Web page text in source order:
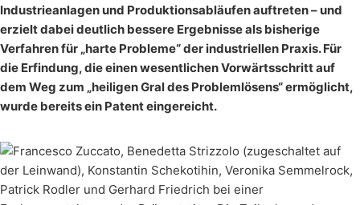
Industrieanlagen und Produktionsabläufen auftreten – und
erzielt dabei deutlich bessere Ergebnisse als bisherige
Verfahren für „harte Probleme“ der industriellen Praxis. Für
die Erfindung, die einen wesentlichen Vorwärtsschritt auf
dem Weg zum „heiligen Gral des Problemlösens“ ermöglicht,
wurde bereits ein Patent eingereicht.